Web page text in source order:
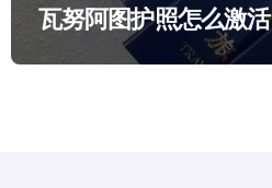
瓦努阿图护照怎么激活